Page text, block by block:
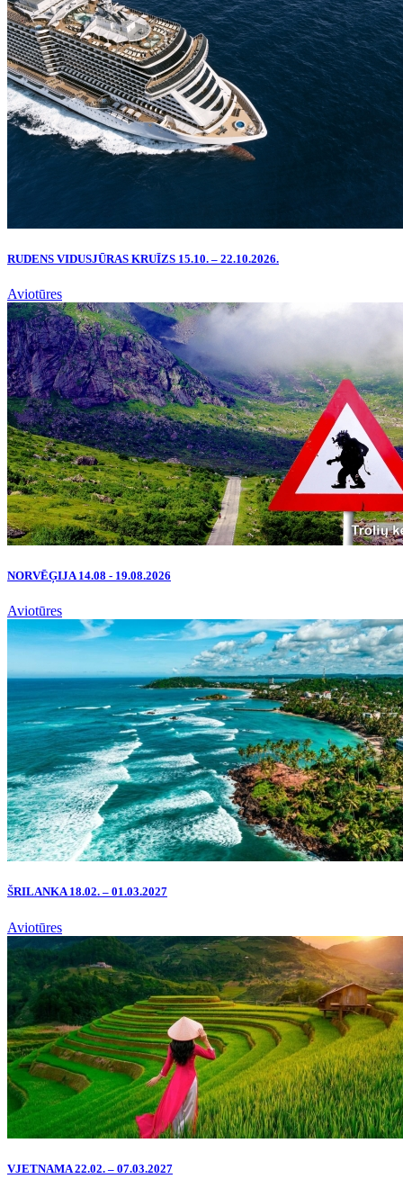
RUDENS VIDUSJŪRAS KRUĪZS 15.10. – 22.10.2026.
Aviotūres
NORVĒĢIJA 14.08 - 19.08.2026
Aviotūres
ŠRILANKA 18.02. – 01.03.2027
Aviotūres
VJETNAMA 22.02. – 07.03.2027